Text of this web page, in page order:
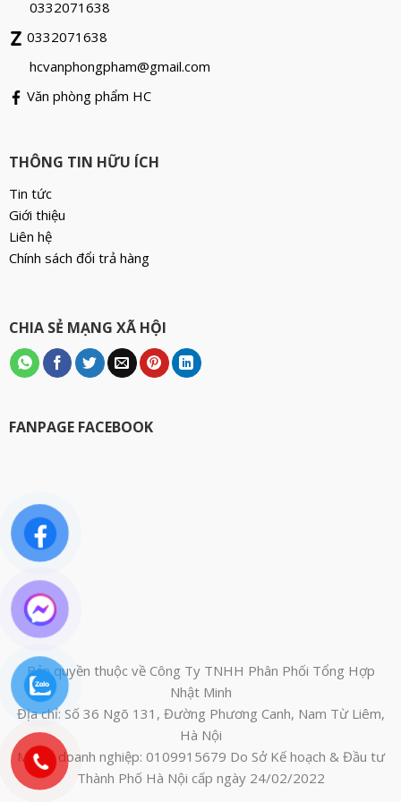
0332071638
0332071638
hcvanphongpham@gmail.com
Văn phòng phẩm HC
THÔNG TIN HỮU ÍCH
Tin tức
Giới thiệu
Liên hệ
Chính sách đổi trả hàng
CHIA SẺ MẠNG XÃ HỘI
FANPAGE FACEBOOK
Bản quyền thuộc về Công Ty TNHH Phân Phối Tổng Hợp
Nhật Minh
Địa chỉ: Số 36 Ngõ 131, Đường Phương Canh, Nam Từ Liêm,
Hà Nội
Mã số doanh nghiệp: 0109915679 Do Sở Kế hoạch & Đầu tư
Thành Phố Hà Nội cấp ngày 24/02/2022